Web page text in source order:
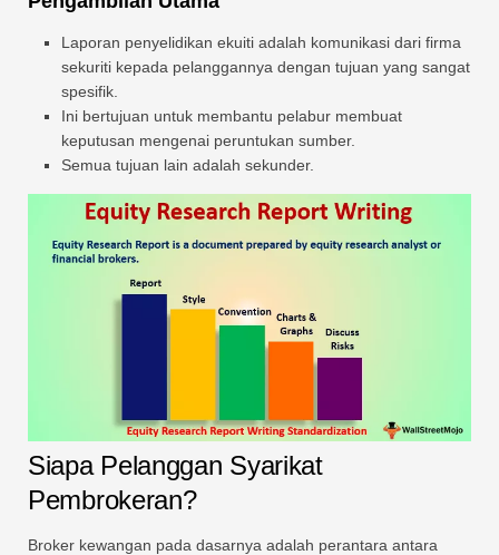
Laporan penyelidikan ekuiti adalah komunikasi dari firma
sekuriti kepada pelanggannya dengan tujuan yang sangat
spesifik.
Ini bertujuan untuk membantu pelabur membuat
keputusan mengenai peruntukan sumber.
Semua tujuan lain adalah sekunder.
Siapa Pelanggan Syarikat
Pembrokeran?
Broker kewangan pada dasarnya adalah perantara antara